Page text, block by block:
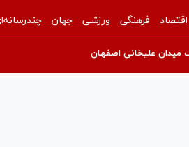
اقتصاد فرهنگی ورزشی جهان
میدان علیخانی اصفهان